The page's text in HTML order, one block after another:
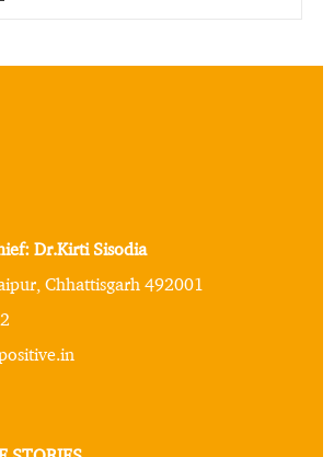
Dr.Kirti Sisodia
Chhattisgarh 492001